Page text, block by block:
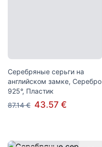
Серебряные серьги на
английском замке, Серебро
925°, Пластик
87.14 € 43.57 €